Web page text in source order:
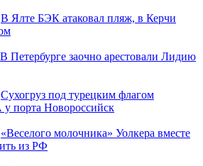
В Ялте БЭК атаковал пляж, в Керчи
В Петербурге заочно арестовали Лидию
Сухогруз под турецким флагом
порта Новороссийск
«Веселого молочника» Уолкера вместе
из РФ